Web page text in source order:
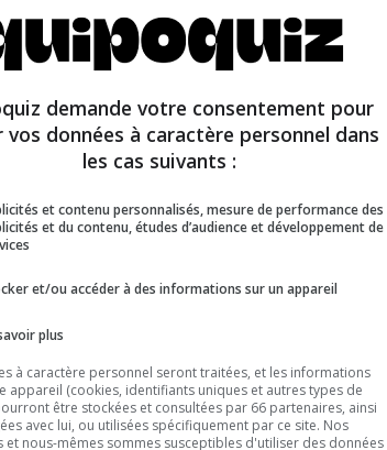
is a famous monument in Barcelona.
demande votre consentement pour
vos données à caractère personnel dans
les cas suivants :
et contenu personnalisés, mesure de performance des
et du contenu, études d’audience et développement de
et/ou accéder à des informations sur un appareil
plus
à caractère personnel seront traitées, et les informations
appareil (cookies, identifiants uniques et autres types de
être stockées et consultées par 66 partenaires, ainsi
avec lui, ou utilisées spécifiquement par ce site. Nos
et nous-mêmes sommes susceptibles d'utiliser des données